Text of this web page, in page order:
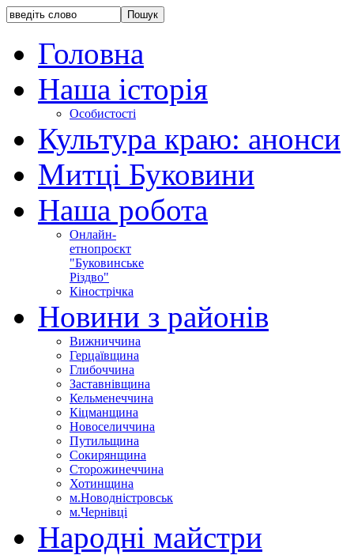
Головна
Наша історія
Особистості
Культура краю: анонси
Митці Буковини
Наша робота
Онлайн-
етнопроєкт
"Буковинське
Різдво"
Кінострічка
Новини з районів
Вижниччина
Герцаївщина
Глибоччина
Заставнівщина
Кельменеччина
Кіцманщина
Новоселиччина
Путильщина
Сокирянщина
Сторожинеччина
Хотинщина
м.Новодністровськ
м.Чернівці
Народні майстри